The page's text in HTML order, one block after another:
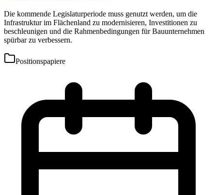
Die kommende Legislaturperiode muss genutzt werden, um die
Infrastruktur im Flächenland zu modernisieren, Investitionen zu
beschleunigen und die Rahmenbedingungen für Bauunternehmen
spürbar zu verbessern.
Positionspapiere